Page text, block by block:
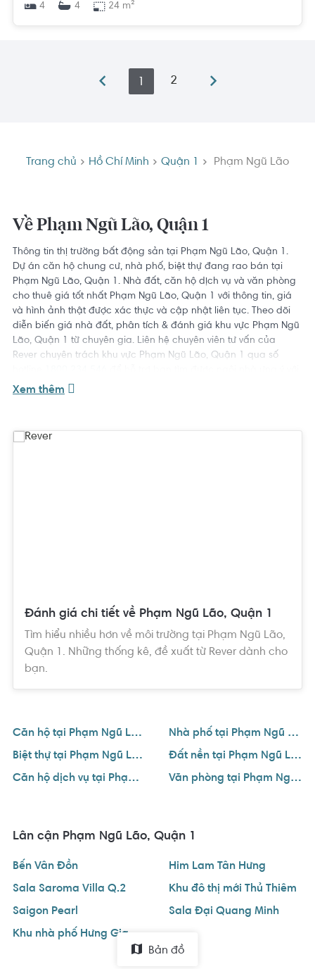
4
4 24 m²
1 2
Trang chủ Hồ Chí Minh Quận 1 Phạm Ngũ Lão
Về Phạm Ngũ Lão, Quận 1
Thông tin thị trường bất động sản tại Phạm Ngũ Lão, Quận 1.
Dự án căn hộ chung cư, nhà phố, biệt thự đang rao bán tại
Phạm Ngũ Lão, Quận 1. Nhà đất, căn hộ dịch vụ và văn phòng
cho thuê giá tốt nhất Phạm Ngũ Lão, Quận 1 với thông tin, giá
và hình ảnh thật được xác thực và cập nhật liên tục. Theo dõi
diễn biến giá nhà đất, phân tích & đánh giá khu vực Phạm Ngũ
Lão, Quận 1 từ chuyên gia. Liên hệ chuyên viên tư vấn của
Rever chuyên trách khu vực Phạm Ngũ Lão, Quận 1 qua số
giá tốt nhất.
Xem thêm
Đánh giá chi tiết về Phạm Ngũ Lão, Quận 1
Tìm hiểu nhiều hơn về môi trường tại Phạm Ngũ Lão,
Quận 1. Những thống kê, đề xuất từ Rever dành cho
bạn.
Căn hộ tại Phạm Ngũ Lão, Quận 1
Nhà phố tại Phạm Ngũ Lão, Quận 1
Biệt thự tại Phạm Ngũ Lão, Quận 1
Đất nền tại Phạm Ngũ Lão, Quận 1
Căn hộ dịch vụ tại Phạm Ngũ Lão, Quận 1
Văn phòng tại Phạm Ngũ Lão, Quận 1
Lân cận Phạm Ngũ Lão, Quận 1
Bến Vân Đồn
Him Lam Tân Hưng
Sala Saroma Villa Q.2
Khu đô thị mới Thủ Thiêm
Saigon Pearl
Sala Đại Quang Minh
Bản đồ